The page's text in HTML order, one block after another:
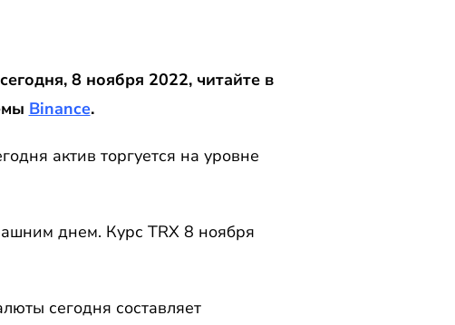
8 ноября 2022, читайте в
Binance.
актив торгуется на уровне
днем. Курс TRX 8 ноября
сегодня составляет